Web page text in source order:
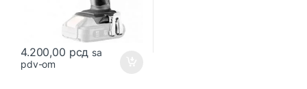
4.200,00 рсд sa
pdv-om